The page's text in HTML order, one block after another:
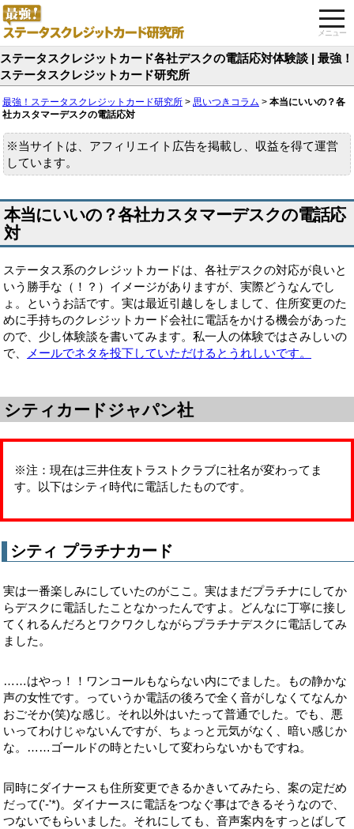
ステータスクレジットカード各社デスクの電話応対体験談 | 最強！
ステータスクレジットカード研究所
メニュー
最強！ステータスクレジットカード研究所 > 思いつきコラム > 本当にいいの？各
社カスタマーデスクの電話応対
※当サイトは、アフィリエイト広告を掲載し、収益を得て運営
しています。
本当にいいの？各社カスタマーデスクの電話応
対
ステータス系のクレジットカードは、各社デスクの対応が良いと
いう勝手な（！？）イメージがありますが、実際どうなんでし
ょ。というお話です。実は最近引越しをしまして、住所変更のた
めに手持ちのクレジットカード会社に電話をかける機会があった
ので、少し体験談を書いてみます。私一人の体験ではさみしいの
で、
メールでネタを投下していただけるとうれしいです。
シティカードジャパン社
※注：現在は三井住友トラストクラブに社名が変わってま
す。以下はシティ時代に電話したものです。
シティ プラチナカード
実は一番楽しみにしていたのがここ。実はまだプラチナにしてか
らデスクに電話したことなかったんですよ。どんなに丁寧に接し
てくれるんだろとワクワクしながらプラチナデスクに電話してみ
ました。
……はやっ！！ワンコールもならない内にでました。もの静かな
声の女性です。っていうか電話の後ろで全く音がしなくてなんか
おごそか(笑)な感じ。それ以外はいたって普通でした。でも、悪
いってわけじゃないんですが、ちょっと元気がなく、暗い感じか
な。……ゴールドの時とたいして変わらないかもですね。
同時にダイナースも住所変更できるかきいてみたら、案の定だめ
だって('-'*)。ダイナースに電話をつなぐ事はできるそうなので、
つないでもらいました。それにしても、音声案内をすっとばして